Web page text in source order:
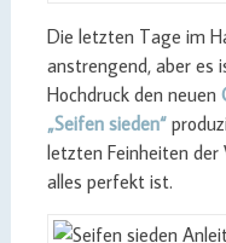
Die letzten Tage im
anstrengend, aber es
Hochdruck den neuen
„Seifen sieden“
letzten Feinheiten
alles perfekt ist.